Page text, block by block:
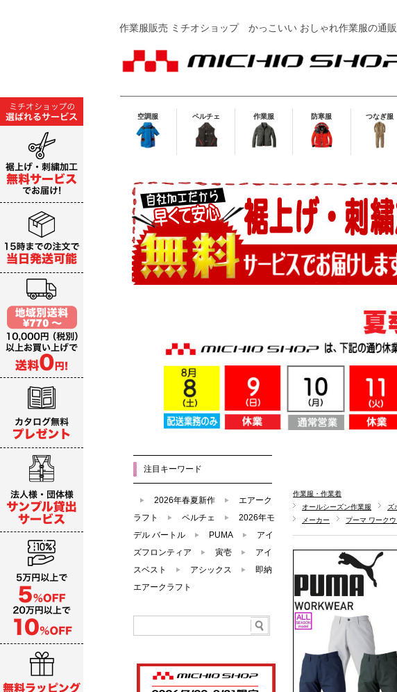
作業服販売 ミチオショップかっこいい おしゃれ作業服の通販
空調服 ペルチェ 作業服 防寒服 つなぎ服
作業服・作業着
オールシーズン作業服
ズ
メーカー
プーマ ワーク
注目キーワード
2026年春夏新作
エアーク
ラフト
ペルチェ
2026年モ
デル バートル
PUMA
アイ
ズフロンティア
寅壱
アイ
スベスト
アシックス
即納
エアークラフト